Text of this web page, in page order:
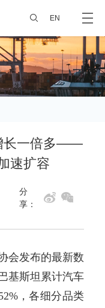
EN
长一倍多——
速扩容
分
享：
会发布的最新数
基斯坦累计汽车
，各细分品类